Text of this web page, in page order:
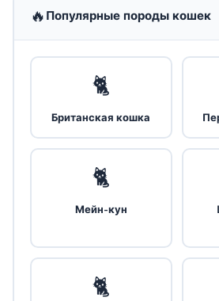
🔥 Популярные породы кошек
🐈
Британская кошка
🐈
Мейн-кун
🐈